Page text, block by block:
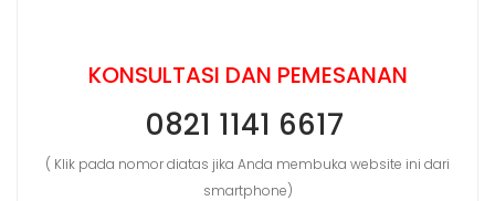
KONSULTASI DAN PEMESANAN
0821 1141 6617
( Klik pada nomor diatas jika Anda membuka website ini dari
smartphone)